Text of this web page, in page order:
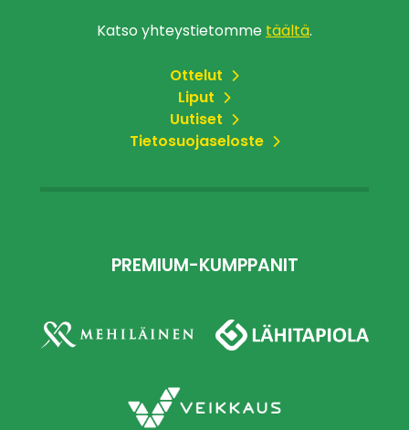
Katso yhteystietomme täältä.
Ottelut
Liput
Uutiset
Tietosuojaseloste
PREMIUM-KUMPPANIT